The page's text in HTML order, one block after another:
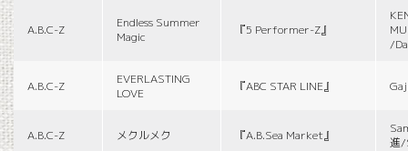
A.B.C-Z
Endless Summer
Magic
『5 Performer-Z』
/
A.B.C-Z
EVERLASTING
LOVE
『ABC STAR LINE』
A.B.C-Z メクルメク 『A.B.Sea Market』
進/